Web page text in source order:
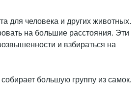
для человека и других животных.
на большие расстояния. Эти
и взбираться на
большую группу из самок.